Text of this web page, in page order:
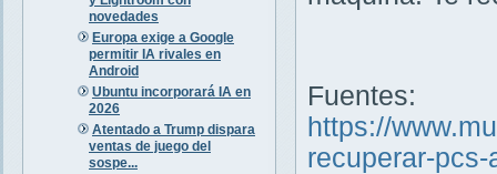
novedades
Europa exige a Google
permitir IA rivales en
Android
Ubuntu incorporará IA en
2026
Atentado a Trump dispara
ventas de juego del
sospe...
Fuentes:
https://
recuperar-